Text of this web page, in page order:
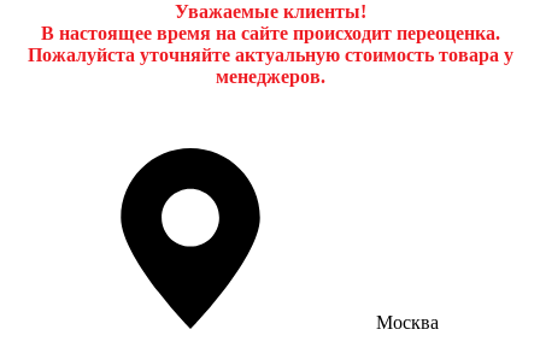
Уважаемые клиенты!
В настоящее время на сайте происходит переоценка.
Пожалуйста уточняйте актуальную стоимость товара у
менеджеров.
Москва